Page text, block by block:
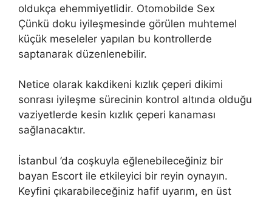
oldukça ehemmiyetlidir. Otomobilde Sex
Çünkü doku iyileşmesinde görülen muhtemel
küçük meseleler yapılan bu kontrollerde
saptanarak düzenlenebilir.
Netice olarak kakdikeni kızlık çeperi dikimi
sonrası iyileşme sürecinin kontrol altında olduğu
vaziyetlerde kesin kızlık çeperi kanaması
sağlanacaktır.
İstanbul ’da coşkuyla eğlenebileceğiniz bir
bayan Escort ile etkileyici bir reyin oynayın.
Keyfini çıkarabileceğiniz hafif uyarım, en üst